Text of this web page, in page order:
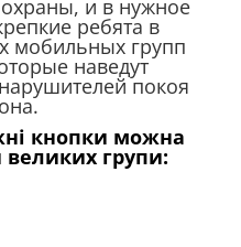
охраны, и в нужное
ребята в
мобильных групп
наведут
покоя
кнопки можна
великих групи: